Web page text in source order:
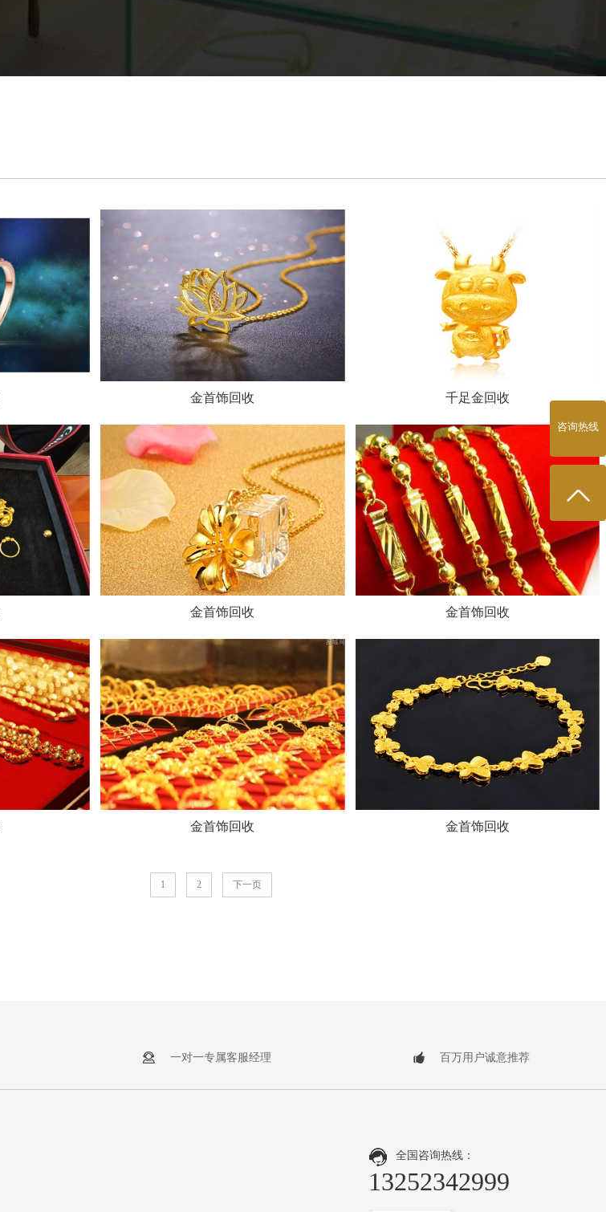
金首饰回收 千足金回收
金首饰回收 金首饰回收
金首饰回收 金首饰回收
1 2 下一页
一对一专属客服经理 百万用户诚意推荐
全国咨询热线：
13252342999
咨询热线